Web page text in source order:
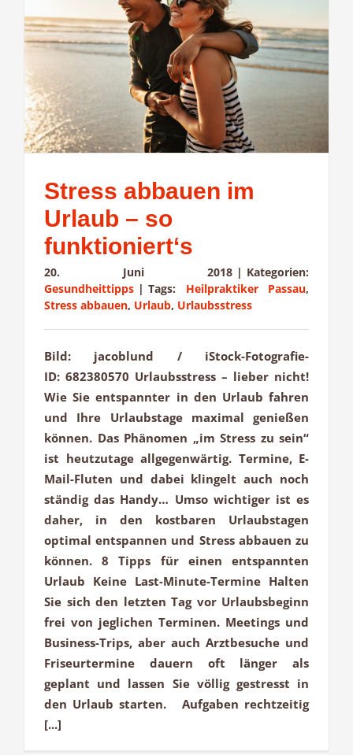
Stress abbauen im
Urlaub – so
funktioniert‘s
20. Juni 2018 | Kategorien:
Gesundheittipps | Tags: Heilpraktiker Passau,
Stress abbauen, Urlaub, Urlaubsstress
Bild: jacoblund / iStock-Fotografie-
ID: 682380570 Urlaubsstress – lieber nicht!
Wie Sie entspannter in den Urlaub fahren
und Ihre Urlaubstage maximal genießen
können. Das Phänomen „im Stress zu sein“
ist heutzutage allgegenwärtig. Termine, E-
Mail-Fluten und dabei klingelt auch noch
ständig das Handy… Umso wichtiger ist es
daher, in den kostbaren Urlaubstagen
optimal entspannen und Stress abbauen zu
können. 8 Tipps für einen entspannten
Urlaub Keine Last-Minute-Termine Halten
Sie sich den letzten Tag vor Urlaubsbeginn
frei von jeglichen Terminen. Meetings und
Business-Trips, aber auch Arztbesuche und
Friseurtermine dauern oft länger als
geplant und lassen Sie völlig gestresst in
den Urlaub starten. Aufgaben rechtzeitig
[...]